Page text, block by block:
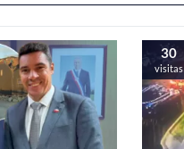
30
visitas